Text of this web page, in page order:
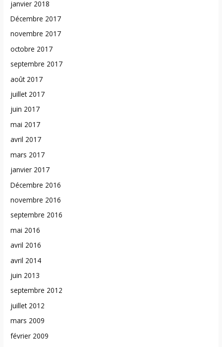
janvier 2018
Décembre 2017
novembre 2017
octobre 2017
septembre 2017
août 2017
juillet 2017
juin 2017
mai 2017
avril 2017
mars 2017
janvier 2017
Décembre 2016
novembre 2016
septembre 2016
mai 2016
avril 2016
avril 2014
juin 2013
septembre 2012
juillet 2012
mars 2009
février 2009